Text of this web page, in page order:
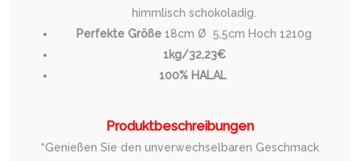
himmlisch schokoladig.
Perfekte Größe18cm Ø 5,5cm Hoch 1210g
1kg/32,23€
100% HALAL
Produktbeschreibungen
“Genießen Sie den unverwechselbaren Geschmack